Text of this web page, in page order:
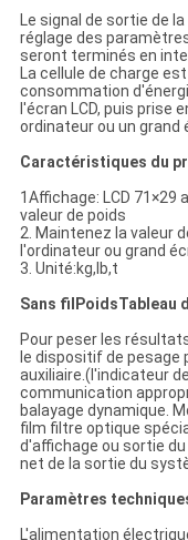
Le signal de sortie de
réglage des
seront terminés en
La cellule de charge
consommation
l'écran LCD, puis prise
ordinateur ou un grand
Caractéristiques du
1Affichage: LCD
valeur de poids
2. Maintenez la valeur
l'ordinateur ou grand
3. Unité:kg,lb,t
Sans fil PoidsTableau
Pour peser les
le dispositif de
auxiliaire.(l'indicateur
communication
balayage dynamique.
film filtre optique
d'affichage ou sortie
net de la sortie du
Paramètres
L'alimentation